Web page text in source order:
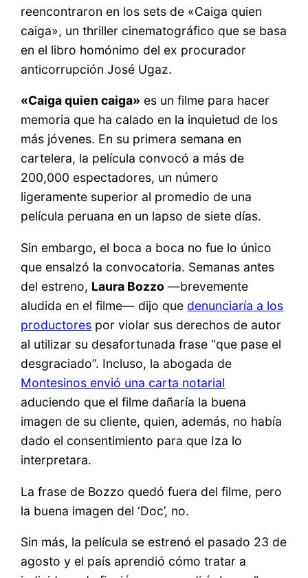
reencontraron en los sets de «Caiga quien
caiga», un thriller cinematográfico que se basa
en el libro homónimo del ex procurador
anticorrupción José Ugaz.
«Caiga quien caiga» es un filme para hacer
memoria que ha calado en la inquietud de los
más jóvenes. En su primera semana en
cartelera, la película convocó a más de
200,000 espectadores, un número
ligeramente superior al promedio de una
película peruana en un lapso de siete días.
Sin embargo, el boca a boca no fue lo único
que ensalzó la convocatoria. Semanas antes
del estreno, Laura Bozzo —brevemente
aludida en el filme— dijo que denunciaría a los
productores por violar sus derechos de autor
al utilizar su desafortunada frase “que pase el
desgraciado”. Incluso, la abogada de
Montesinos envió una carta notarial
aduciendo que el filme dañaría la buena
imagen de su cliente, quien, además, no había
dado el consentimiento para que Iza lo
interpretara.
La frase de Bozzo quedó fuera del filme, pero
la buena imagen del ‘Doc’, no.
Sin más, la película se estrenó el pasado 23 de
agosto y el país aprendió cómo tratar a